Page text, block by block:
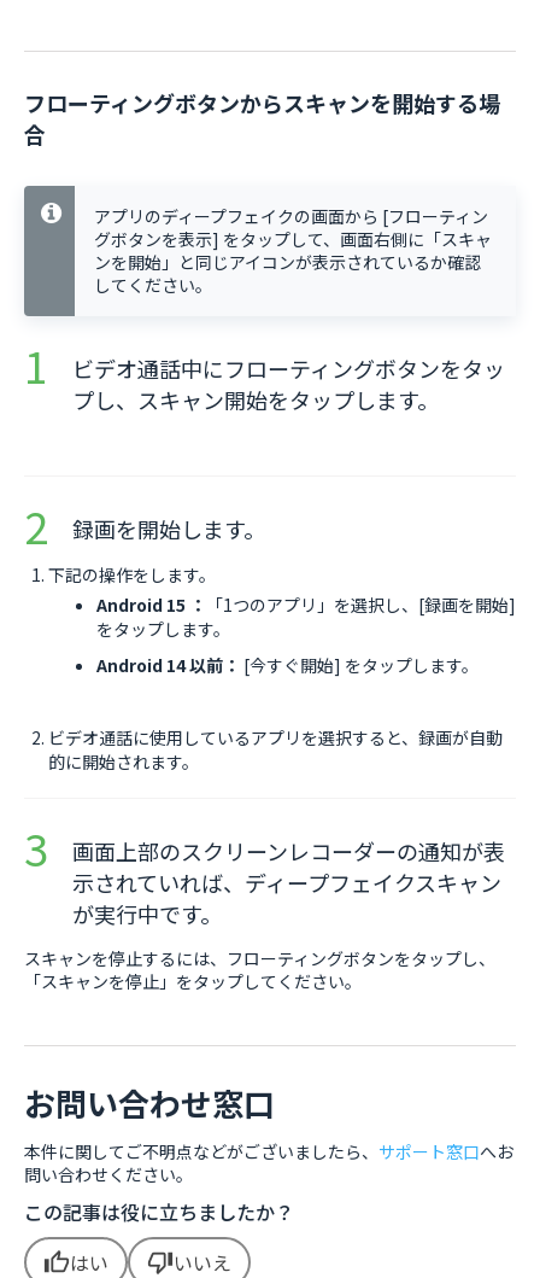
フローティングボタンからスキャンを開始する場
合
アプリのディープフェイクの画面から [フローティン
グボタンを表示] をタップして、画面右側に「スキャ
ンを開始」と同じアイコンが表示されているか確認
してください。
ビデオ通話中にフローティングボタンをタッ
プし、スキャン開始をタップします。
録画を開始します。
下記の操作をします。
Android 15 ：
「1つのアプリ」を選択し、[録画を開始]
をタップします。
Android 14 以前： [今すぐ開始] をタップします。
ビデオ通話に使用しているアプリを選択すると、録画が自動
的に開始されます。
画面上部のスクリーンレコーダーの通知が表
示されていれば、ディープフェイクスキャン
が実行中です。
スキャンを停止するには、フローティングボタンをタップし、
「スキャンを停止」をタップしてください。
お問い合わせ窓口
本件に関してご不明点などがございましたら、 サポート窓口へお
問い合わせください。
この記事は役に立ちましたか？
thumb_upはい thumb_downいいえ